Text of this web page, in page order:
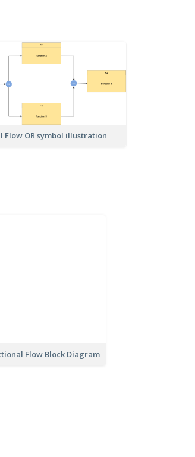
Flow OR symbol illustration
Flow Block Diagram